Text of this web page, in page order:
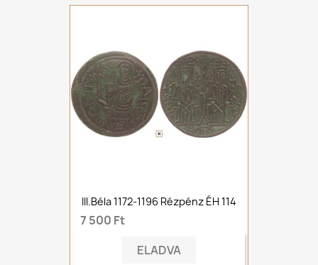
III.Béla 1172-1196 Rézpénz ÉH 114
7 500 Ft
ELADVA